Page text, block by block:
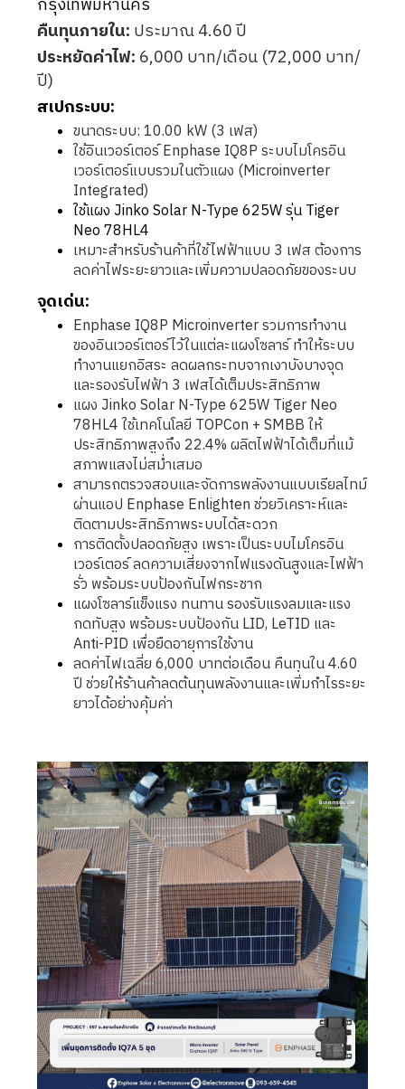
กรุงเทพมหานคร
คืนทุนภายใน: ประมาณ 4.60 ปี
ประหยัดค่าไฟ: 6,000 บาท/เดือน (72,000 บาท/
ปี)
สเปกระบบ:
ขนาดระบบ: 10.00 kW (3 เฟส)
ใช้อินเวอร์เตอร์ Enphase IQ8P ระบบไมโครอิน
เวอร์เตอร์แบบรวมในตัวแผง (Microinverter
Integrated)
ใช้แผง Jinko Solar N-Type 625W รุ่น Tiger
Neo 78HL4
เหมาะสำหรับร้านค้าที่ใช้ไฟฟ้าแบบ 3 เฟส ต้องการ
ลดค่าไฟระยะยาวและเพิ่มความปลอดภัยของระบบ
จุดเด่น:
Enphase IQ8P Microinverter รวมการทำงาน
ของอินเวอร์เตอร์ไว้ในแต่ละแผงโซลาร์ ทำให้ระบบ
ทำงานแยกอิสระ ลดผลกระทบจากเงาบังบางจุด
และรองรับไฟฟ้า 3 เฟสได้เต็มประสิทธิภาพ
แผง Jinko Solar N-Type 625W Tiger Neo
78HL4 ใช้เทคโนโลยี TOPCon + SMBB ให้
ประสิทธิภาพสูงถึง 22.4% ผลิตไฟฟ้าได้เต็มที่แม้
สภาพแสงไม่สม่ำเสมอ
สามารถตรวจสอบและจัดการพลังงานแบบเรียลไทม์
ผ่านแอป Enphase Enlighten ช่วยวิเคราะห์และ
ติดตามประสิทธิภาพระบบได้สะดวก
การติดตั้งปลอดภัยสูง เพราะเป็นระบบไมโครอิน
เวอร์เตอร์ ลดความเสี่ยงจากไฟแรงดันสูงและไฟฟ้า
รั่ว พร้อมระบบป้องกันไฟกระชาก
แผงโซลาร์แข็งแรง ทนทาน รองรับแรงลมและแรง
กดทับสูง พร้อมระบบป้องกัน LID, LeTID และ
Anti-PID เพื่อยืดอายุการใช้งาน
ลดค่าไฟเฉลี่ย 6,000 บาทต่อเดือน คืนทุนใน 4.60
ปี ช่วยให้ร้านค้าลดต้นทุนพลังงานและเพิ่มกำไรระยะ
ยาวได้อย่างคุ้มค่า